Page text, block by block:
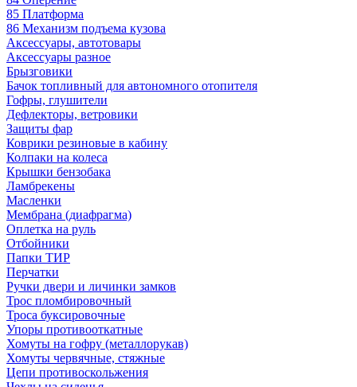
85 Платформа
86 Механизм подъема кузова
Аксессуары, автотовары
Аксессуары разное
Брызговики
Бачок топливный для автономного отопителя
Гофры, глушители
Дефлекторы, ветровики
Защиты фар
Коврики резиновые в кабину
Колпаки на колеса
Крышки бензобака
Ламбрекены
Масленки
Мембрана (диафрагма)
Оплетка на руль
Отбойники
Папки ТИР
Перчатки
Ручки двери и личинки замков
Трос пломбировочный
Троса буксировочные
Упоры противооткатные
Хомуты на гофру (металлорукав)
Хомуты червячные, стяжные
Цепи противоскольжения